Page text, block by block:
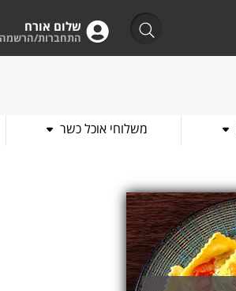
שלום אורח
התחברות/הרשמה
משלוחי אוכל כשר